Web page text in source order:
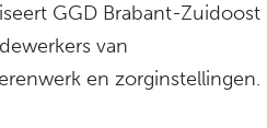
GGD Brabant-Zuidoost
van
en zorginstellingen.